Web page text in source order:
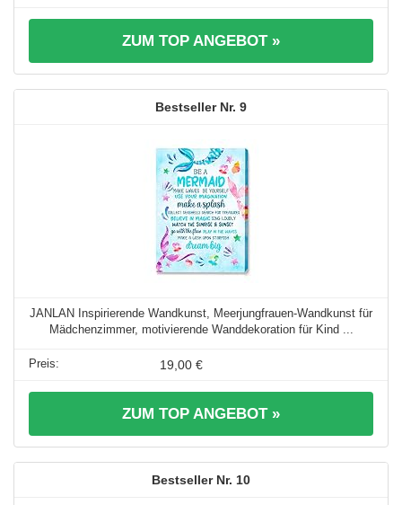
ZUM TOP ANGEBOT »
9
JANLAN Inspirierende Wandkunst, Meerjungfrauen-Wandkunst für
Mädchenzimmer, motivierende Wanddekoration für Kind ...
19,00 €
ZUM TOP ANGEBOT »
10